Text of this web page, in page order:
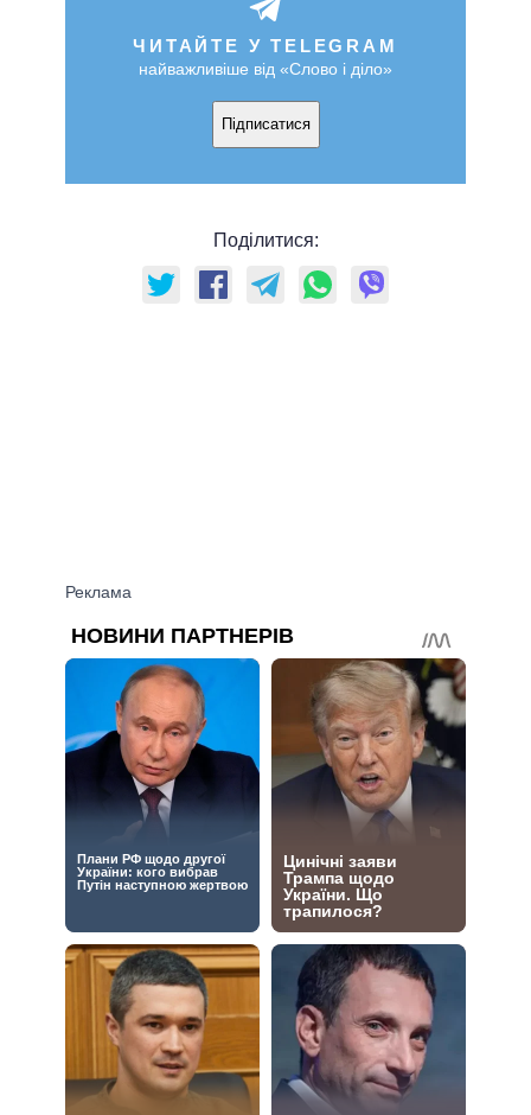
ЧИТАЙТЕ У TELEGRAM
найважливіше від «Слово і діло»
Підписатися
Поділитися: